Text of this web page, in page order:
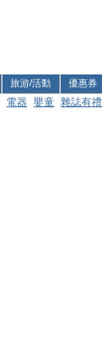
旅游/活動 優惠券
電器 嬰童 雜誌有禮